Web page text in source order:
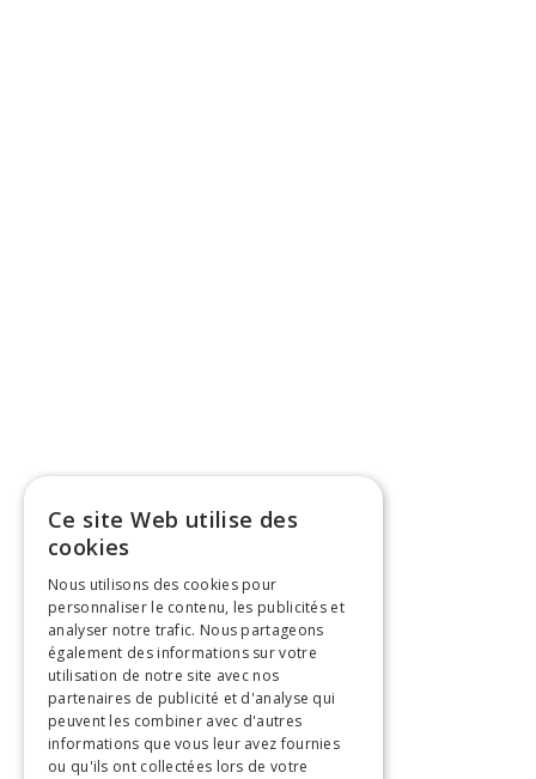
Ce site Web utilise des
cookies
Nous utilisons des cookies pour
personnaliser le contenu, les publicités et
analyser notre trafic. Nous partageons
également des informations sur votre
utilisation de notre site avec nos
partenaires de publicité et d'analyse qui
peuvent les combiner avec d'autres
informations que vous leur avez fournies
ou qu'ils ont collectées lors de votre